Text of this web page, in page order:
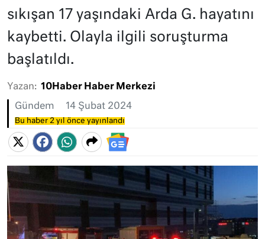
sıkışan 17 yaşındaki Arda G. hayatını
kaybetti. Olayla ilgili soruşturma
başlatıldı.
Yazan: 10Haber Haber Merkezi
Gündem 14 Şubat 2024
Bu haber 2 yıl önce yayınlandı